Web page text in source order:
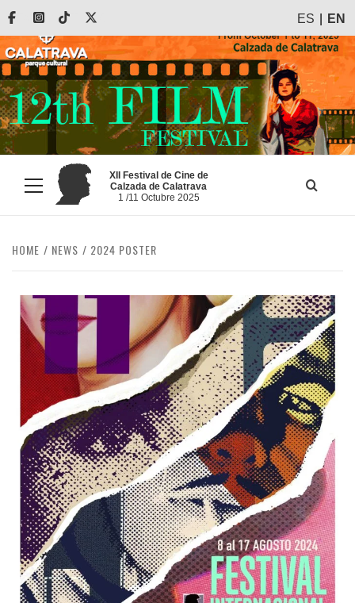
Skip
content
FacebookInstagram
Tiktok ES EN
Primary
Menu
XII Festival de Cine de
Calzada de Calatrava
1 /11 Octubre 2025
HOME NEWS 2024 POSTER